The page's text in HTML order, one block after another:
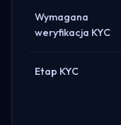
Wymagana
weryfikacja KYC
Etap KYC